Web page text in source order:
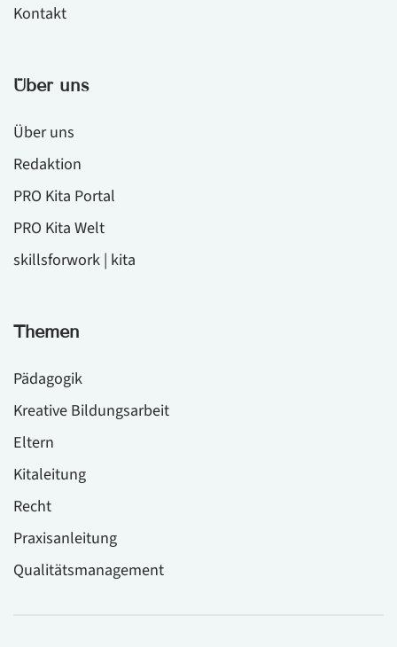
Kontakt
Über uns
Über uns
Redaktion
PRO Kita Portal
PRO Kita Welt
skillsforwork | kita
Themen
Pädagogik
Kreative Bildungsarbeit
Eltern
Kitaleitung
Recht
Praxisanleitung
Qualitätsmanagement